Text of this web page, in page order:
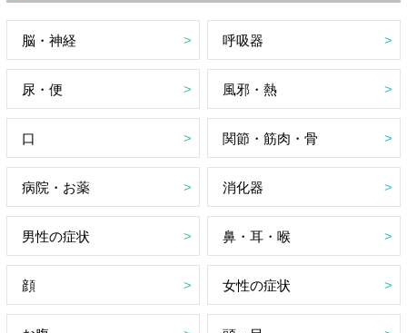
脳・神経 呼吸器
尿・便 風邪・熱
口 関節・筋肉・骨
病院・お薬 消化器
男性の症状 鼻・耳・喉
顔 女性の症状